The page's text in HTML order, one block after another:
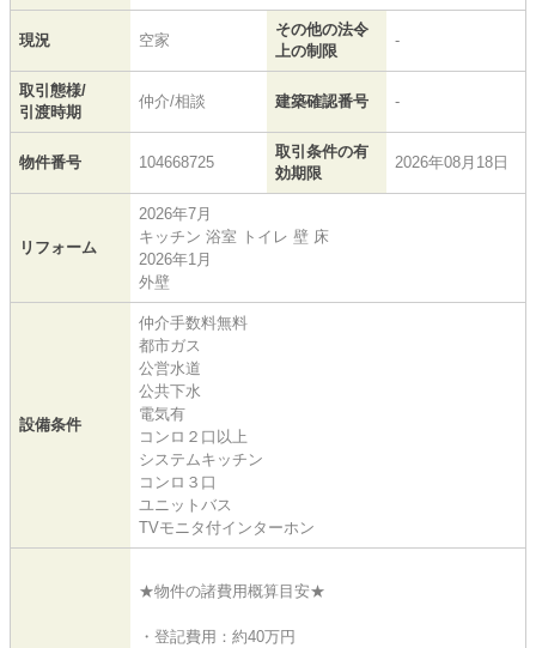
現況 空家
その他の法令
上の制限
-
取引態様/
引渡時期
仲介/相談 建築確認番号 -
物件番号 104668725
取引条件の有
効期限
2026年08月18日
リフォーム
2026年7月
キッチン 浴室 トイレ 壁 床
2026年1月
外壁
設備条件
仲介手数料無料
都市ガス
公営水道
公共下水
電気有
コンロ２口以上
システムキッチン
コンロ３口
ユニットバス
TVモニタ付インターホン
★物件の諸費用概算目安★
・登記費用：約40万円